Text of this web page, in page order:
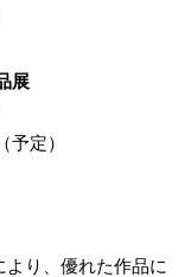
展
定）
り、優れた作品に